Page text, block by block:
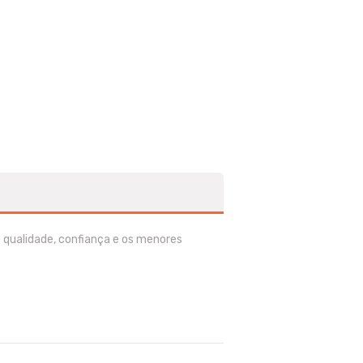
confiança e os menores